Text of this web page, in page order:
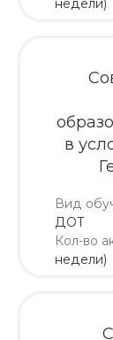
недели)
в
Вид
ДОТ
Кол-во
недели)